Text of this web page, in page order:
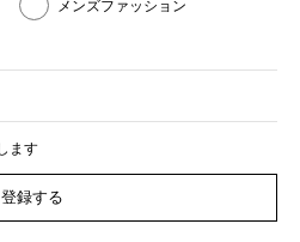
メンズファッション
ます
登録する